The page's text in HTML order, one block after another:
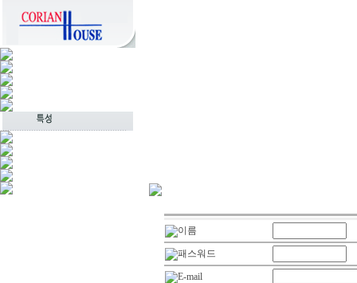
이름
패스워드
E-mail